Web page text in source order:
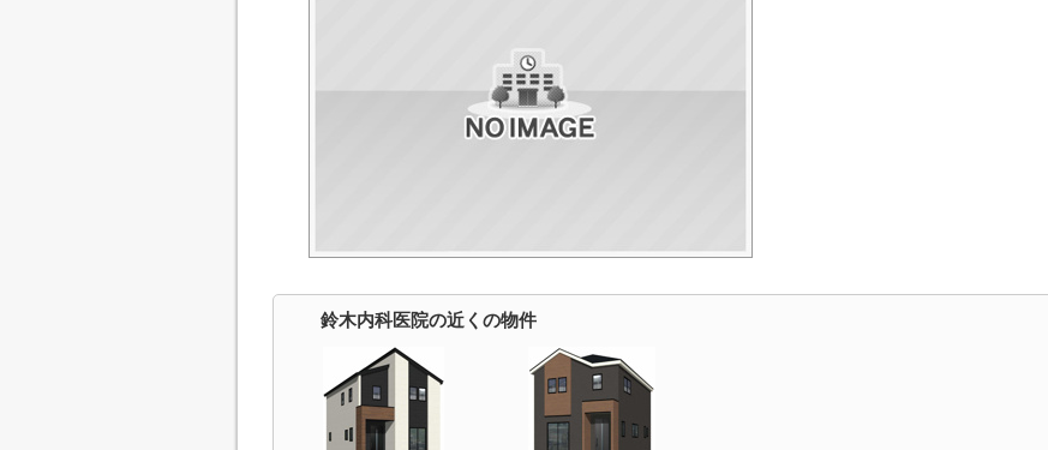
鈴木内科医院の近くの物件